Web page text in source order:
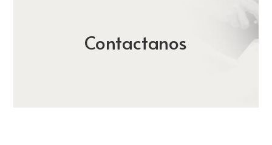
Contactanos